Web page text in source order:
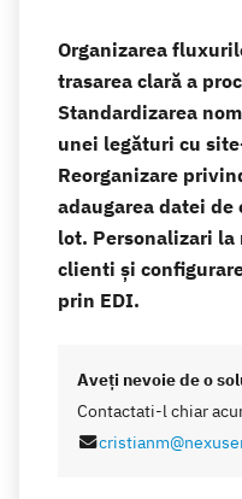
Organizarea
trasarea clară a
Standardizarea
unei legături cu
Reorganizare
adaugarea datei
lot. Personalizari
clienti și
prin EDI.
Aveţi nevoie de o
Contactati-l chiar